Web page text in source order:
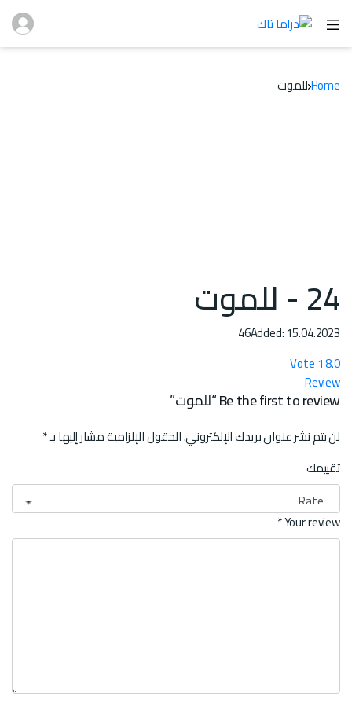
Homeللموت
24 - للموت
46Added: 15.04.2023
8.0
1
Review
Be the first to review “للموت”
لن يتم نشر عنوان بريدك الإلكتروني.الحقول الإلزامية مشار إليها بـ*
تقييمك
Your review
*